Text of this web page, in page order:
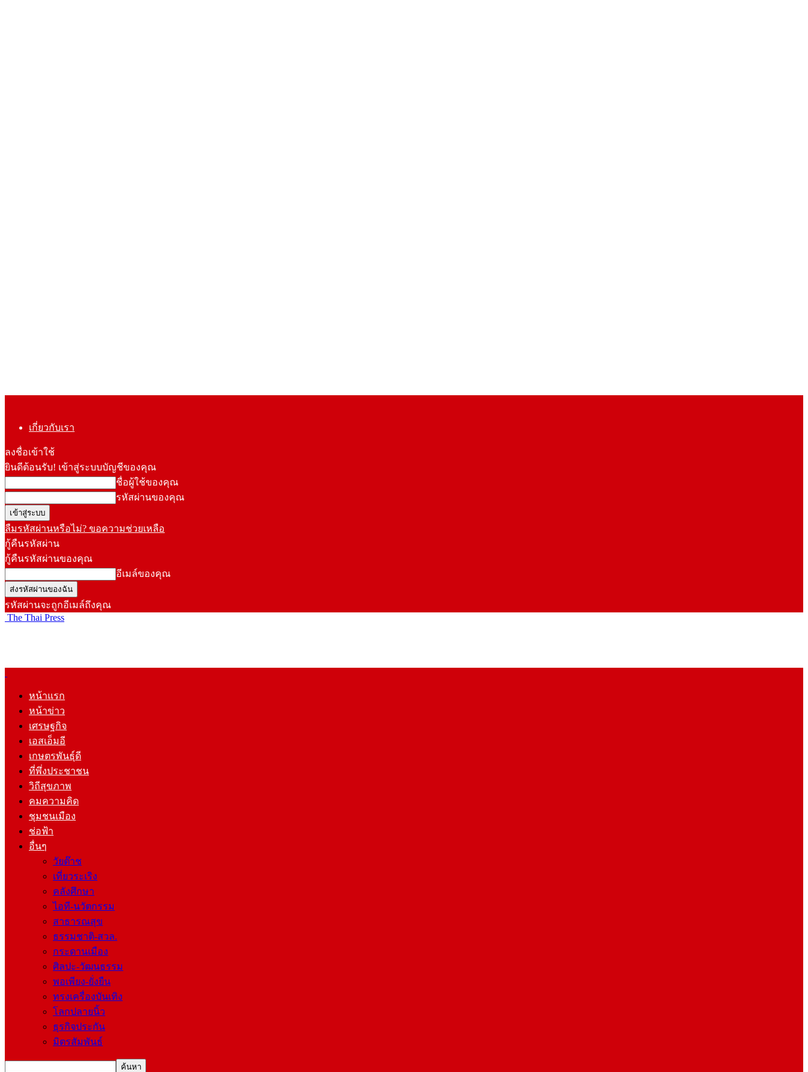
เกี่ยวกับเรา
ลงชื่อเข้าใช้
ยินดีต้อนรับ! เข้าสู่ระบบบัญชีของคุณ
ชื่อผู้ใช้ของคุณ
รหัสผ่านของคุณ
ลืมรหัสผ่านหรือไม่? ขอความช่วยเหลือ
กู้คืนรหัสผ่าน
กู้คืนรหัสผ่านของคุณ
อีเมล์ของคุณ
รหัสผ่านจะถูกอีเมล์ถึงคุณ
The Thai Press
หน้าแรก
หน้าข่าว
เศรษฐกิจ
เอสเอ็มอี
เกษตรพันธุ์ดี
ที่พึ่งประชาชน
วิถีสุขภาพ
คมความคิด
ชุมชนเมือง
ช่อฟ้า
อื่นๆ
วัยต๊าช
เที่ยวระเริง
คลังศึกษา
ไอที-นวัตกรรม
สาธารณสุข
ธรรมชาติ-สวล.
กระดานเมือง
ศิลปะ-วัฒนธรรม
พอเพียง-ยั่งยืน
ทรงเครื่องบันเทิง
โลกปลายนิ้ว
ธุรกิจประกัน
มิตรสัมพันธ์